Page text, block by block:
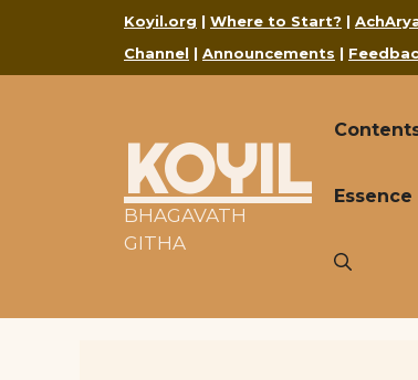
Koyil.org | Where to Start? |
Channel | Announcements |
KOYIL
BHAGAVATH
GITHA
Essence